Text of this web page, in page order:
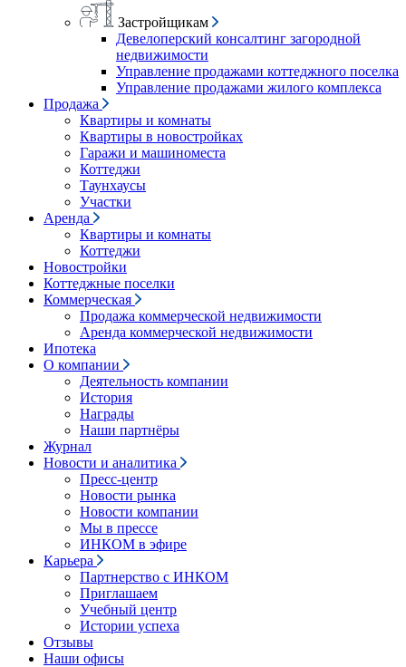
Застройщикам
Девелоперский консалтинг загородной
недвижимости
Управление продажами коттеджного поселка
Управление продажами жилого комплекса
Продажа
Квартиры и комнаты
Квартиры в новостройках
Гаражи и машиноместа
Коттеджи
Таунхаусы
Участки
Аренда
Квартиры и комнаты
Коттеджи
Новостройки
Коттеджные поселки
Коммерческая
Продажа коммерческой недвижимости
Аренда коммерческой недвижимости
Ипотека
О компании
Деятельность компании
История
Награды
Наши партнёры
Журнал
Новости и аналитика
Пресс-центр
Новости рынка
Новости компании
Мы в прессе
ИНКОМ в эфире
Карьера
Партнерство с ИНКОМ
Приглашаем
Учебный центр
Истории успеха
Отзывы
Наши офисы